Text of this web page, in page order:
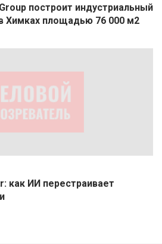
построит индустриальный
Химках площадью 76 000 м2
как ИИ перестраивает